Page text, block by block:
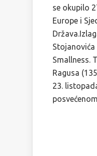
se okupilo
Europe i
Smallness.
Ragusa
23.